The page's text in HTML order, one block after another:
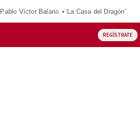
Pablo Víctor Balario ‘La Casa del Dragón’
REGÍSTRATE